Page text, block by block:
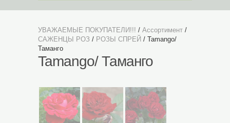
УВАЖАЕМЫЕ ПОКУПАТЕЛИ!!! / Ассортимент /
САЖЕНЦЫ РОЗ / РОЗЫ СПРЕЙ / Tamango/
Таманго
Tamango/ Таманго